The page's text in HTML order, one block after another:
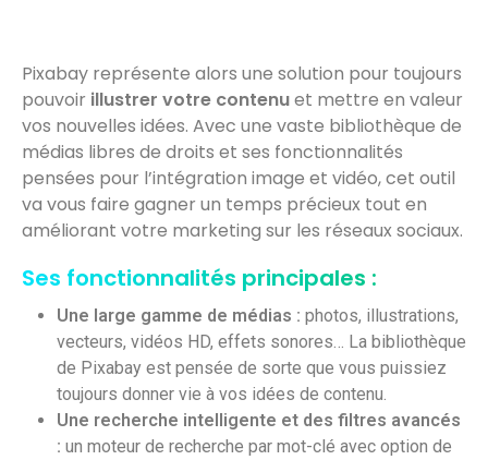
Pixabay représente alors une solution pour toujours
pouvoir illustrer votre contenuet mettre en valeur
vos nouvelles idées. Avec une vaste bibliothèque de
médias libres de droits et ses fonctionnalités
pensées pour l’intégration image et vidéo, cet outil
va vous faire gagner un temps précieux tout en
améliorant votre marketing sur les réseaux sociaux.
Ses fonctionnalités principales :
Une large gamme de médias : photos, illustrations,
vecteurs, vidéos HD, effets sonores… La bibliothèque
de Pixabay est pensée de sorte que vous puissiez
toujours donner vie à vos idées de contenu.
Une recherche intelligente et des filtres avancés
: un moteur de recherche par mot-clé avec option de